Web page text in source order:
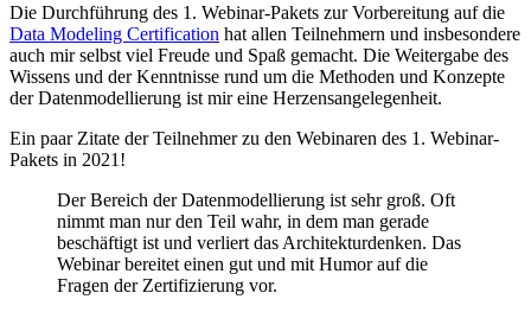
Die Durchführung des 1. Webinar-Pakets zur Vorbereitung auf die
Data Modeling Certification hat allen Teilnehmern und insbesondere
auch mir selbst viel Freude und Spaß gemacht. Die Weitergabe des
Wissens und der Kenntnisse rund um die Methoden und Konzepte
der Datenmodellierung ist mir eine Herzensangelegenheit.
Ein paar Zitate der Teilnehmer zu den Webinaren des 1. Webinar-
Pakets in 2021!
Der Bereich der Datenmodellierung ist sehr groß. Oft
nimmt man nur den Teil wahr, in dem man gerade
beschäftigt ist und verliert das Architekturdenken. Das
Webinar bereitet einen gut und mit Humor auf die
Fragen der Zertifizierung vor.